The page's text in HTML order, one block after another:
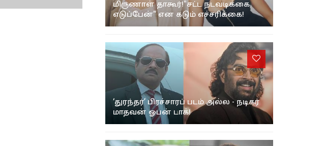
மிருணாள் தாகூர்!"சட்ட நடவடிக்கை
எடுப்பேன்" என கடும் எச்சரிக்கை!
‘துரந்தர்’ பிரச்சாரப் படம் அல்ல - நடிகர்
மாதவன் ஓபன் டாக்!